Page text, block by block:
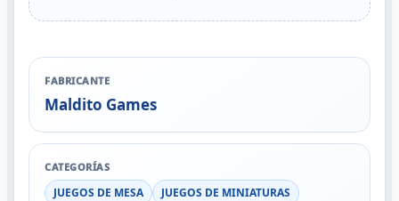
FABRICANTE
Maldito Games
CATEGORÍAS
JUEGOS DE MESA JUEGOS DE MINIATURAS